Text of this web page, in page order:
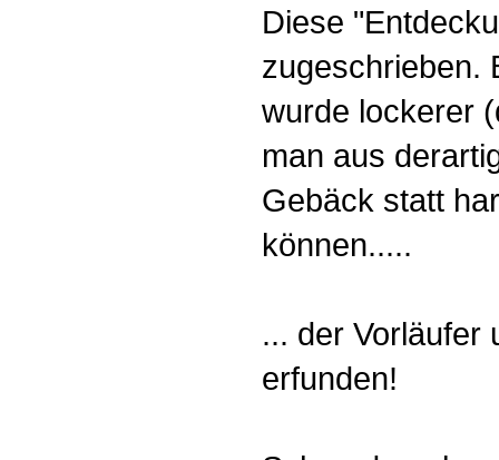
Diese
zugeschrieben.
wurde lockerer
man aus
Gebäck statt
können.....
... der Vorläufer
erfunden!